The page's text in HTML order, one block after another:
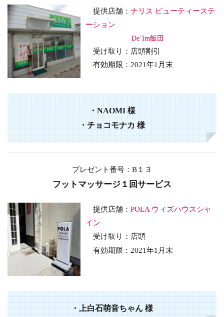
提供店舗：ナリス ビューティーステ
ーション
De’Im飯田
受け取り ：店頭割引
有効期限：2021年1月末
・NAOMI 様
・チョコモナカ 様
プレゼント番号：B１３
フットマッサージ１回サービス
提供店舗：POLA ウィズハウスシャ
イン
受け取り：店頭
有効期限： 2021年1月末
・上白石萌音ちゃん 様